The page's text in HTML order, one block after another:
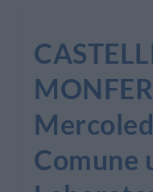
Comune